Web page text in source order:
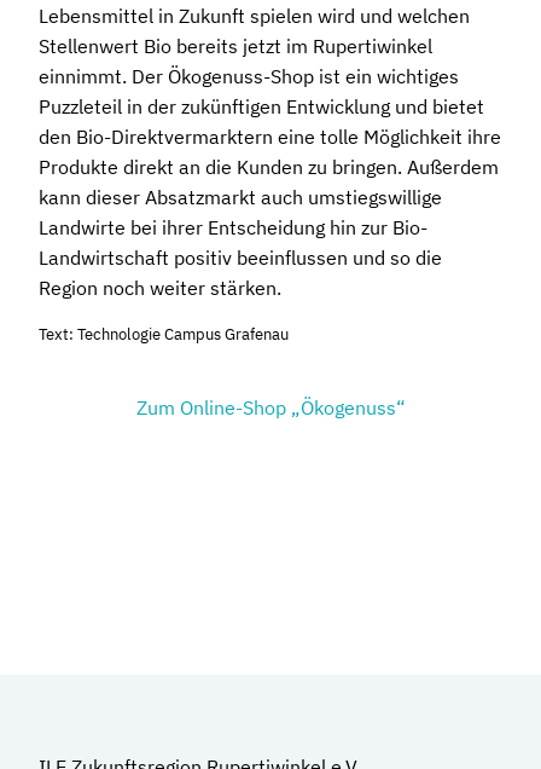
Lebensmittel in Zukunft spielen wird und welchen
Stellenwert Bio bereits jetzt im Rupertiwinkel
einnimmt. Der Ökogenuss-Shop ist ein wichtiges
Puzzleteil in der zukünftigen Entwicklung und bietet
den Bio-Direktvermarktern eine tolle Möglichkeit ihre
Produkte direkt an die Kunden zu bringen. Außerdem
kann dieser Absatzmarkt auch umstiegswillige
Landwirte bei ihrer Entscheidung hin zur Bio-
Landwirtschaft positiv beeinflussen und so die
Region noch weiter stärken.
Text: Technologie Campus Grafenau
Zum Online-Shop „Ökogenuss“